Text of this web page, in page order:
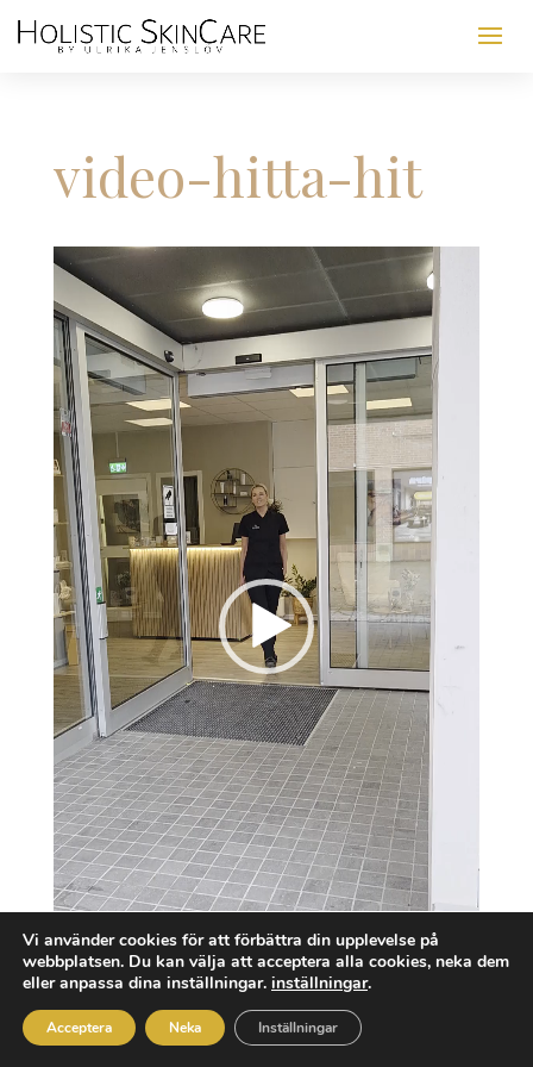
video-hitta-hit
Videospelare
00:00
Rum uthyres
I vår nya lokal på Brogatan
2 i Mölndal.
Vi använder cookies för att förbättra din upplevelse på
webbplatsen. Du kan välja att acceptera alla cookies, neka dem
eller anpassa dina inställningar. inställningar.
Acceptera Neka Inställningar